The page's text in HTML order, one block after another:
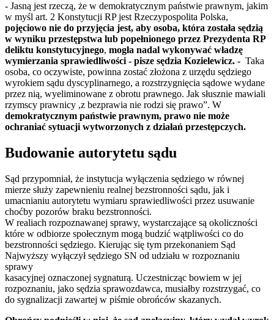
- Jasną jest rzeczą, że w demokratycznym państwie prawnym, jakim
w myśl art. 2 Konstytucji RP jest Rzeczypospolita Polska,
pojęciowo nie do przyjęcia jest, aby osoba, która została sędzią
w wyniku przestępstwa lub popełnionego przez Prezydenta RP
deliktu konstytucyjnego, mogła nadal wykonywać władzę
wymierzania sprawiedliwości - pisze sędzia Kozielewicz. - Taka
osoba, co oczywiste, powinna zostać złożona z urzędu sędziego
wyrokiem sądu dyscyplinarnego, a rozstrzygnięcia sądowe wydane
przez nią, wyeliminowane z obrotu prawnego. Jak słusznie mawiali
rzymscy prawnicy ,z bezprawia nie rodzi się prawo”. W
demokratycznym państwie prawnym, prawo nie może
ochraniać sytuacji wytworzonych z działań przestępczych.
Budowanie autorytetu sądu
Sąd przypomniał, że instytucja wyłączenia sędziego w równej
mierze służy zapewnieniu realnej bezstronności sądu, jak i
umacnianiu autorytetu wymiaru sprawiedliwości przez usuwanie
choćby pozorów braku bezstronności.
W realiach rozpoznawanej sprawy, wystarczające są okoliczności
które w odbiorze społecznym mogą budzić wątpliwości co do
bezstronności sędziego. Kierując się tym przekonaniem Sąd
Najwyższy wyłączył sędziego SN od udziału w rozpoznaniu
sprawy
kasacyjnej oznaczonej sygnaturą. Uczestnicząc bowiem w jej
rozpoznaniu, jako sędzia sprawozdawca, musiałby rozstrzygać, co
do sygnalizacji zawartej w piśmie obrońców skazanych.